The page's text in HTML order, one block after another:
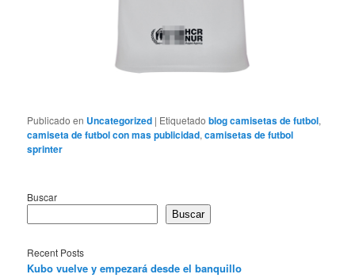
Publicado en Uncategorized | Etiquetado blog camisetas de futbol,
camiseta de futbol con mas publicidad,camisetas de futbol
sprinter
Buscar
Buscar
Recent Posts
Kubo vuelve y empezará desde el banquillo